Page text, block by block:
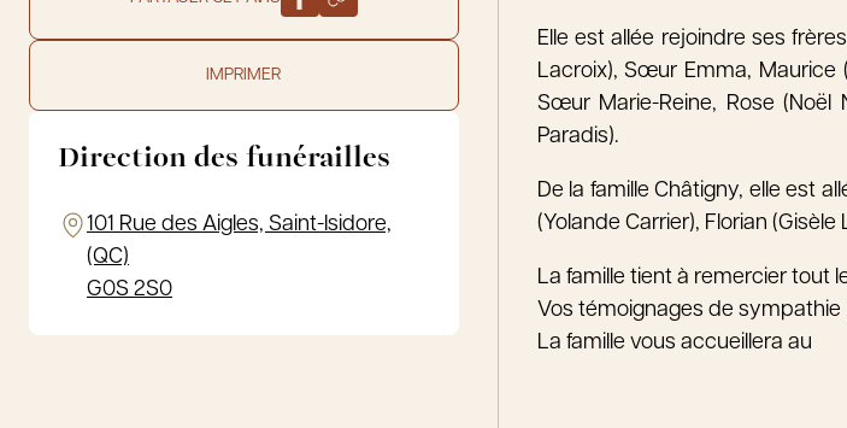
IMPRIMER
Direction des funérailles
101 Rue des Aigles, Saint-Isidore,
(QC)
G0S 2S0
Elle est allée rejoindre ses
Lacroix), Sœur Emma, Maurice
Sœur Marie-Reine, Rose (Noël
Paradis).
De la famille Châtigny, elle est
(Yolande Carrier), Florian
La famille tient à remercier tout
Vos témoignages de sympathie
La famille vous accueillera au